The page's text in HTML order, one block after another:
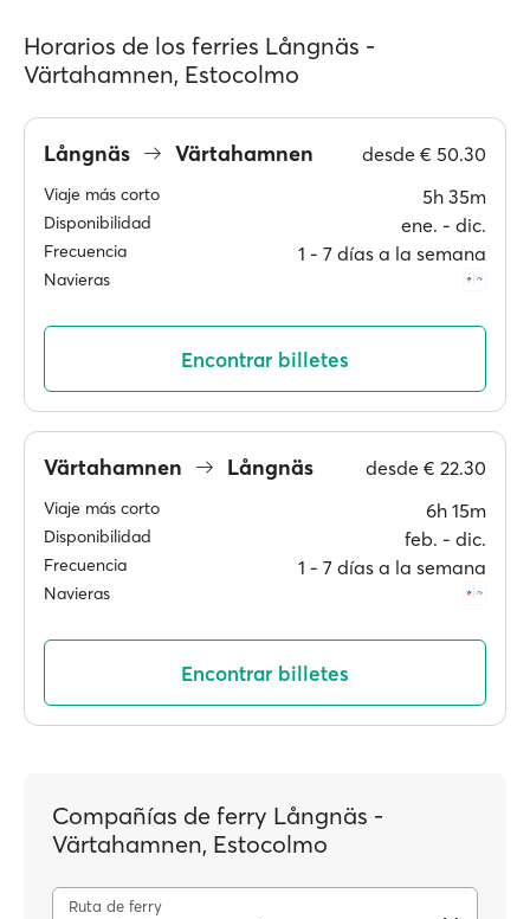
Horarios de los ferries Långnäs -
Värtahamnen, Estocolmo
Långnäs Värtahamnen desde € 50.30
Viaje más corto 5h 35m
Disponibilidad ene. ‐ dic.
Frecuencia 1 ‐ 7 días a la semana
Navieras
Encontrar billetes
Värtahamnen Långnäs desde € 22.30
Viaje más corto 6h 15m
Disponibilidad feb. ‐ dic.
Frecuencia 1 ‐ 7 días a la semana
Navieras
Encontrar billetes
Compañías de ferry Långnäs -
Värtahamnen, Estocolmo
Ruta de ferry